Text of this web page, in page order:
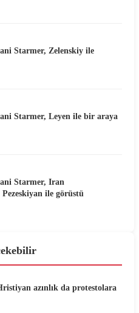
Starmer, Zelenskiy ile
Starmer, Leyen ile bir araya
Starmer, Iran
ile görüstü
azınlık da protestolara